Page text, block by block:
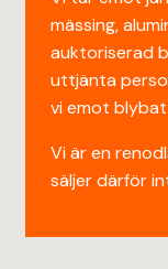
mässing,
auktoriserad
uttjänta
vi emot
Vi är en
säljer därför